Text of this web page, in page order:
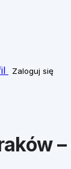
Zaloguj się
–